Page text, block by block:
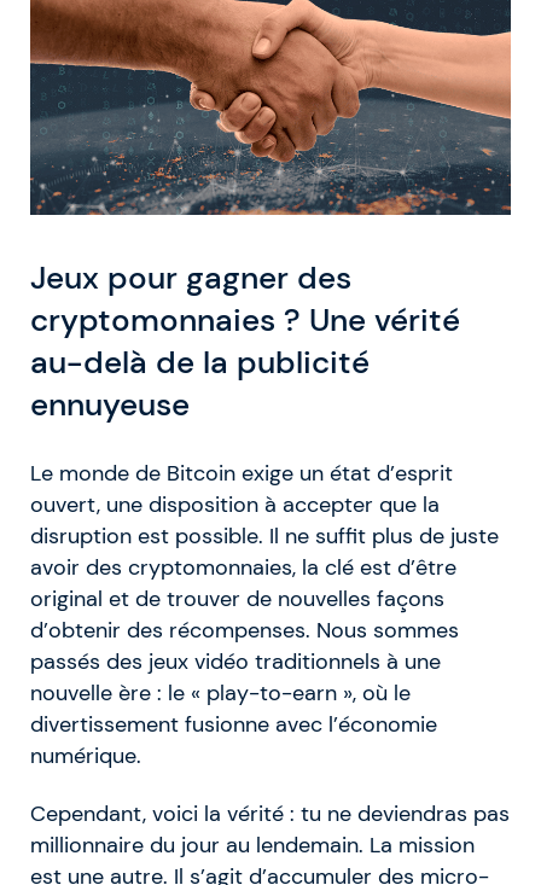
Jeux pour gagner des
cryptomonnaies ? Une vérité
au-delà de la publicité
ennuyeuse
Le monde de Bitcoin exige un état d’esprit
ouvert, une disposition à accepter que la
disruption est possible. Il ne suffit plus de juste
avoir des cryptomonnaies, la clé est d’être
original et de trouver de nouvelles façons
d’obtenir des récompenses. Nous sommes
passés des jeux vidéo traditionnels à une
nouvelle ère : le « play-to-earn », où le
divertissement fusionne avec l’économie
numérique.
Cependant, voici la vérité : tu ne deviendras pas
millionnaire du jour au lendemain. La mission
est une autre. Il s’agit d’accumuler des micro-